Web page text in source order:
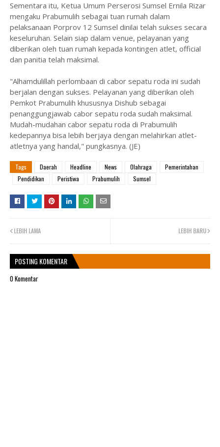
Sementara itu, Ketua Umum Perserosi Sumsel Ernila Rizar
mengaku Prabumulih sebagai tuan rumah dalam
pelaksanaan Porprov 12 Sumsel dinilai telah sukses secara
keseluruhan. Selain siap dalam venue, pelayanan yang
diberikan oleh tuan rumah kepada kontingen atlet, official
dan panitia telah maksimal.
"Alhamdulillah perlombaan di cabor sepatu roda ini sudah
berjalan dengan sukses. Pelayanan yang diberikan oleh
Pemkot Prabumulih khususnya Dishub sebagai
penanggungjawab cabor sepatu roda sudah maksimal.
Mudah-mudahan cabor sepatu roda di Prabumulih
kedepannya bisa lebih berjaya dengan melahirkan atlet-
atletnya yang handal," pungkasnya. (JE)
Tags Daerah Headline News Olahraga
Pemerintahan
Pendidikan
Peristiwa Prabumulih Sumsel
LEBIH BARU
LEBIH LAMA
POSTING KOMENTAR
0 Komentar